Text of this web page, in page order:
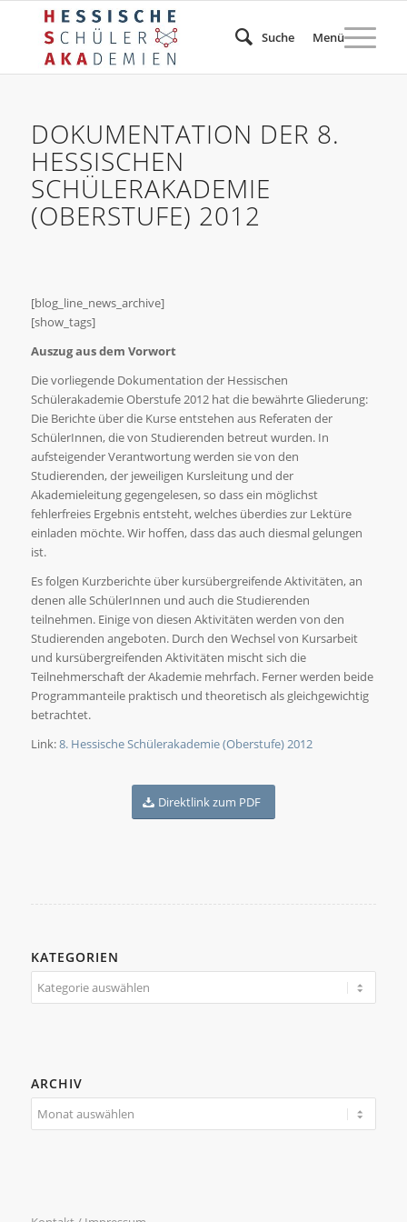
Suche Menü
DOKUMENTATION DER 8.
HESSISCHEN
SCHÜLERAKADEMIE
(OBERSTUFE) 2012
[blog_line_news_archive]
[show_tags]
Auszug aus dem Vorwort
Die vorliegende Dokumentation der Hessischen
Schülerakademie Oberstufe 2012 hat die bewährte Gliederung:
Die Berichte über die Kurse entstehen aus Referaten der
SchülerInnen, die von Studierenden betreut wurden. In
aufsteigender Verantwortung werden sie von den
Studierenden, der jeweiligen Kursleitung und der
Akademieleitung gegengelesen, so dass ein möglichst
fehlerfreies Ergebnis entsteht, welches überdies zur Lektüre
einladen möchte. Wir hoffen, dass das auch diesmal gelungen
ist.
Es folgen Kurzberichte über kursübergreifende Aktivitäten, an
denen alle SchülerInnen und auch die Studierenden
teilnehmen. Einige von diesen Aktivitäten werden von den
Studierenden angeboten. Durch den Wechsel von Kursarbeit
und kursübergreifenden Aktivitäten mischt sich die
Teilnehmerschaft der Akademie mehrfach. Ferner werden beide
Programmanteile praktisch und theoretisch als gleichgewichtig
betrachtet.
Link:8. Hessische Schülerakademie (Oberstufe) 2012
Direktlink zum PDF
KATEGORIEN
Kategorien
ARCHIV